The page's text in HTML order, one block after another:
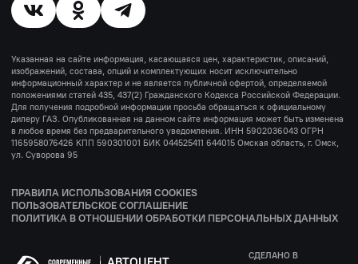
СДЕЛАНО В
Указанная на сайте информация, касающаяся цен, характеристик, описаний,
изображений, состава, опций и комплектующих носит исключительно
информационный характер и не является публичной офертой, определяемой
положениями статей 435, 437(2) Гражданского Кодекса Российской Федерации.
Для получения подробной информации просьба обращаться к официальному
дилеру ГАЗ. Опубликованная на данном сайте информация может быть изменена
в любое время без предварительного уведомления. ИНН 5902036043 ОГРН
1165958076426 КПП 590301001 БИК 044525411 644015 Омская область, г. Омск,
ул. Суворова 95
ПОЛЬЗОВАТЕЛЬСКОЕ СОГЛАШЕНИЕ
ПРАВИЛА ИСПОЛЬЗОВАНИЯ COOKIES
ПОЛИТИКА В ОТНОШЕНИИ ОБРАБОТКИ ПЕРСОНАЛЬНЫХ ДАННЫХ